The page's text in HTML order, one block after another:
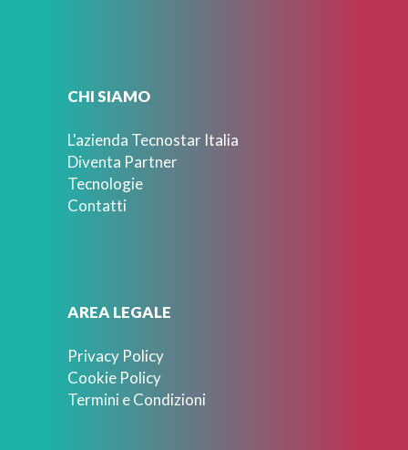
CHI SIAMO
L'azienda Tecnostar Italia
Diventa Partner
Tecnologie
Contatti
AREA LEGALE
Privacy Policy
Cookie Policy
Termini e Condizioni